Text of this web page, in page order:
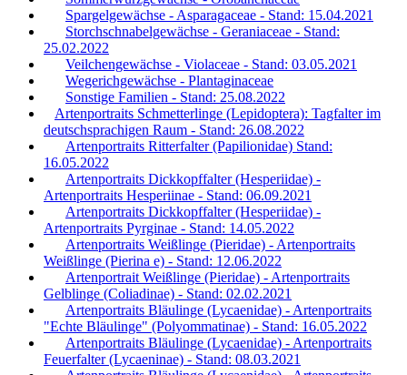
Spargelgewächse - Asparagaceae - Stand: 15.04.2021
Storchschnabelgewächse - Geraniaceae - Stand:
25.02.2022
Veilchengewächse - Violaceae - Stand: 03.05.2021
Wegerichgewächse - Plantaginaceae
Sonstige Familien - Stand: 25.08.2022
Artenportraits Schmetterlinge (Lepidoptera): Tagfalter im
deutschsprachigen Raum - Stand: 26.08.2022
Artenportraits Ritterfalter (Papilionidae) Stand:
16.05.2022
Artenportraits Dickkopffalter (Hesperiidae) -
Artenportraits Hesperiinae - Stand: 06.09.2021
Artenportraits Dickkopffalter (Hesperiidae) -
Artenportraits Pyrginae - Stand: 14.05.2022
Artenportraits Weißlinge (Pieridae) - Artenportraits
Weißlinge (Pierina e) - Stand: 12.06.2022
Artenportrait Weißlinge (Pieridae) - Artenportraits
Gelblinge (Coliadinae) - Stand: 02.02.2021
Artenportraits Bläulinge (Lycaenidae) - Artenportraits
"Echte Bläulinge" (Polyommatinae) - Stand: 16.05.2022
Artenportraits Bläulinge (Lycaenidae) - Artenportraits
Feuerfalter (Lycaeninae) - Stand: 08.03.2021